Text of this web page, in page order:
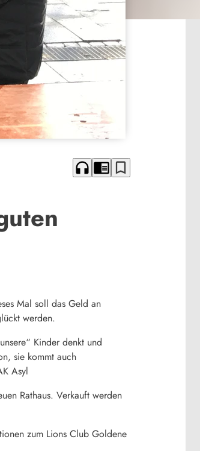
headphones chrome_reader_mode bookmark_border
Mal soll das Geld an
werden.
Kinder denkt und
sie kommt auch
Asyl
Rathaus. Verkauft werden
zum Lions Club Goldene